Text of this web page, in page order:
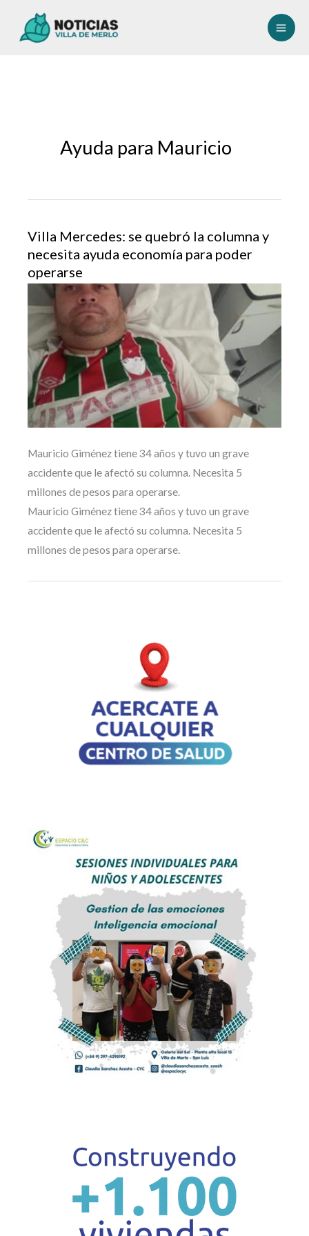
Ayuda para Mauricio
Villa Mercedes: se quebró la columna y
necesita ayuda economía para poder
operarse
Mauricio Giménez tiene 34 años y tuvo un grave
accidente que le afectó su columna. Necesita 5
millones de pesos para operarse.
Mauricio Giménez tiene 34 años y tuvo un grave
accidente que le afectó su columna. Necesita 5
millones de pesos para operarse.